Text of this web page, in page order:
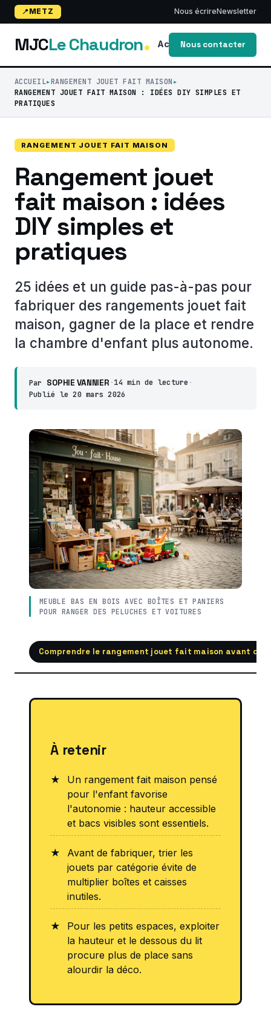
METZ Nous écrireNewsletter
MJCLe Chaudron Accueil Blog
Nous contacter
ACCUEIL RANGEMENT JOUET FAIT MAISON
RANGEMENT JOUET FAIT MAISON : IDÉES DIY SIMPLES ET
PRATIQUES
RANGEMENT JOUET FAIT MAISON
Rangement jouet
fait maison : idées
DIY simples et
pratiques
25 idées et un guide pas-à-pas pour
fabriquer des rangements jouet fait
maison, gagner de la place et rendre
la chambre d'enfant plus autonome.
Par SOPHIE VANNIER ·14 min de lecture ·
Publié le20 mars 2026
MEUBLE BAS EN BOIS AVEC BOÎTES ET PANIERS
POUR RANGER DES PELUCHES ET VOITURES
Comprendre le rangement jouet fait maison avant de
À retenir
Un rangement fait maison pensé
pour l'enfant favorise
l'autonomie : hauteur accessible
et bacs visibles sont essentiels.
Avant de fabriquer, trier les
jouets par catégorie évite de
multiplier boîtes et caisses
inutiles.
Pour les petits espaces, exploiter
la hauteur et le dessous du lit
procure plus de place sans
alourdir la déco.